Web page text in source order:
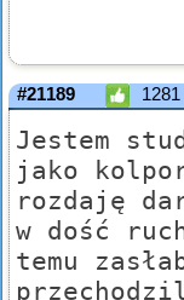
#21189 1281
Jestem
jako
rozdaję
w dość
temu